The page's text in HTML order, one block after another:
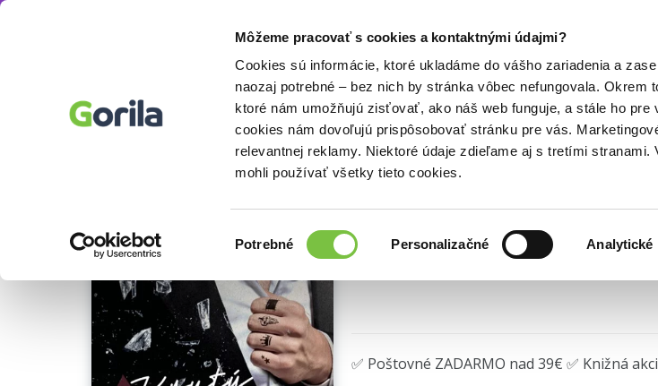
Môžeme pracovať s cookies a kontaktnými údajmi?
Cookies sú informácie, ktoré ukladáme do vášho zariadenia a
naozaj potrebné – bez nich by stránka vôbec nefungovala. Okrem
ktoré nám umožňujú zisťovať, ako náš web funguje, a stále ho
cookies nám dovoľujú prispôsobovať stránku pre vás.
relevantnej reklamy. Niektoré údaje zdieľame aj s tretími
mohli používať všetky tieto cookies.
súhlasu
Potrebné Personalizačné Analytické
Doplnky
Beletria knihy Romantické a erotické knihy Romantické knihy
Krutý ráj (e-kniha)
PDF EPUB
✅ Poštovné ZADARMO nad 39€ ✅ Knižná